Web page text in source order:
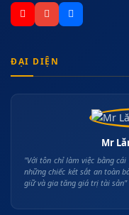
ĐẠI DIỆN
Mr
"Với tôn chỉ làm việc bằng
những chiếc két sắt an toàn
giữ và gia tăng giá trị tài sản"